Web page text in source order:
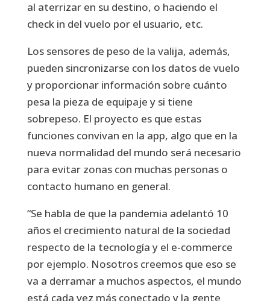
al aterrizar en su destino, o haciendo el
check in del vuelo por el usuario, etc.
Los sensores de peso de la valija, además,
pueden sincronizarse con los datos de vuelo
y proporcionar información sobre cuánto
pesa la pieza de equipaje y si tiene
sobrepeso. El proyecto es que estas
funciones convivan en la app, algo que en la
nueva normalidad del mundo será necesario
para evitar zonas con muchas personas o
contacto humano en general.
“Se habla de que la pandemia adelantó 10
años el crecimiento natural de la sociedad
respecto de la tecnología y el e-commerce
por ejemplo. Nosotros creemos que eso se
va a derramar a muchos aspectos, el mundo
está cada vez más conectado y la gente